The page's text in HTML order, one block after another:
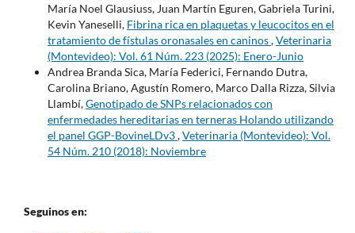
María Noel Glausiuss, Juan Martín Eguren, Gabriela Turini,
Kevin Yaneselli, Fibrina rica en plaquetas y leucocitos en el
tratamiento de fístulas oronasales en caninos,Veterinaria
(Montevideo): Vol. 61 Núm. 223 (2025): Enero-Junio
Andrea Branda Sica, María Federici, Fernando Dutra,
Carolina Briano, Agustín Romero, Marco Dalla Rizza, Silvia
Llambí,Genotipado de SNPs relacionados con
enfermedades hereditarias en terneras Holando utilizando
el panel GGP-BovineLDv3,Veterinaria (Montevideo): Vol.
54 Núm. 210 (2018): Noviembre
Seguinos en: